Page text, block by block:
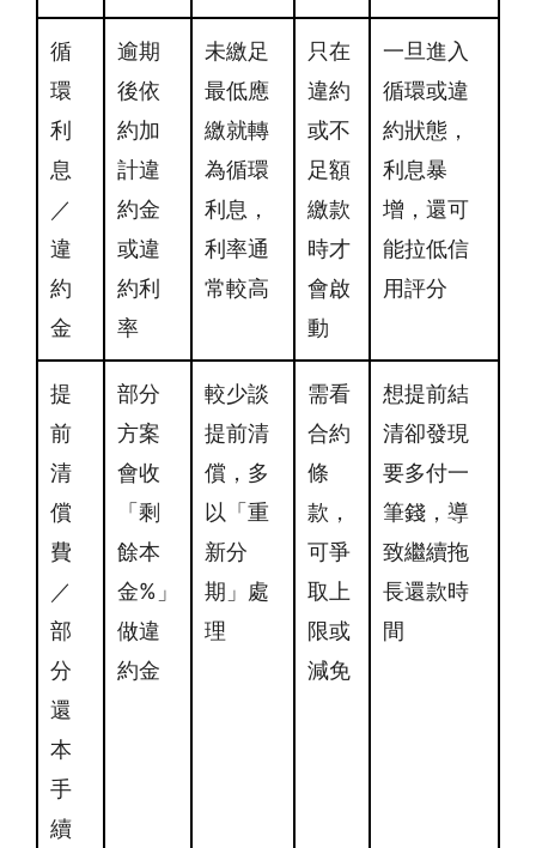
循
環
利
息
／
違
約
金
逾期
後依
約加
計違
約金
或違
約利
率
未繳足
最低應
繳就轉
為循環
利息，
利率通
常較高
只在
違約
或不
足額
繳款
時才
會啟
動
一旦進入
循環或違
約狀態，
利息暴
增，還可
能拉低信
用評分
提
前
清
償
費
／
部
分
還
本
手
續
部分
方案
會收
「剩
餘本
金%」
做違
約金
較少談
提前清
償，多
以「重
新分
期」處
理
需看
合約
條
款，
可爭
取上
限或
減免
想提前結
清卻發現
要多付一
筆錢，導
致繼續拖
長還款時
間